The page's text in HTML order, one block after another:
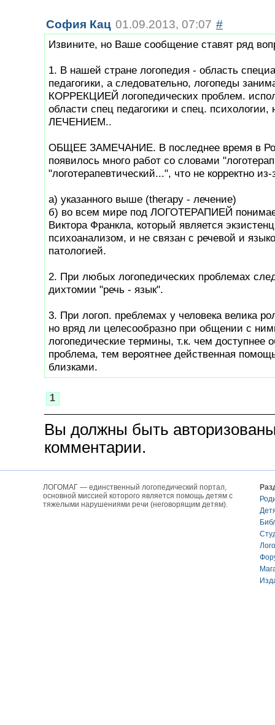
София Кац 01.09.2013, 07:07 #
Извините, но Ваше сообщение ставят ряд
1. В нашей стране логопедия - область
педагогики, а следовательно, логопеды
КОРРЕКЦИЕЙ логопедических проблем.
области спец педагогики и спец. психологии,
ЛЕЧЕНИЕМ..
ОБЩЕЕ ЗАМЕЧАНИЕ. В последнее время в
появилось много работ со словами
"логотерапевтический...", что не корректно из-
а) указанного выше (therapy - лечение)
б) во всем мире под ЛОГОТЕРАПИЕЙ
Виктора Франкла, который является
психоанализом, и не связан с речевой и
патологией.
2. При любых логопедических проблемах
дихтомии "речь - язык".
3. При логоп. преблемах у человека велика
но вряд ли целесообразно при общении с
логопедические термины, т.к. чем доступнее
проблема, тем вероятнее действенная
близками.
1
Вы должны быть
комментарии.
ЛОГОМАГ — единственный логопедический портал,
основной миссией которого является помощь детям с
тяжелыми нарушениями речи (неговорящим детям).